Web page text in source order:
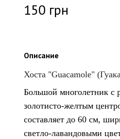
150 грн
Описание
Хоста "Guacamole"
Большой многолетник с
золотисто-желтым
составляет до 60 см,
светло-лавандовыми